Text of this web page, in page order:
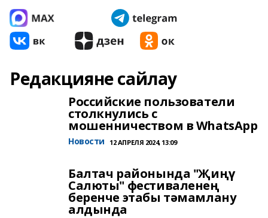
Редакцияне сайлау
Российские пользователи
столкнулись с
мошенничеством в WhatsApp
Новости 12 АПРЕЛЯ 2024, 13:09
Балтач районында "Җиңү
Салюты" фестиваленең
беренче этабы тәмамлану
алдында